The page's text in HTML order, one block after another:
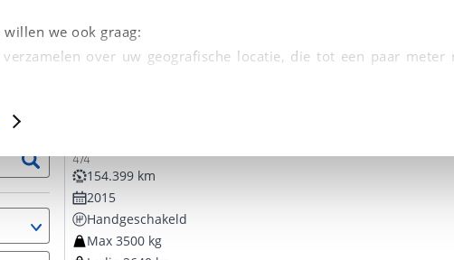
we ook graag:
over uw geografische locatie, die tot een paar meter
U kunt uw toestemming op elk moment wijzigen of
technieken zorgen we voor een betere en meer
zorgen ervoor dat de website goed werkt. Ook gebruiken we
474
154.399 km
2015
Handgeschakeld
Max 3500 kg